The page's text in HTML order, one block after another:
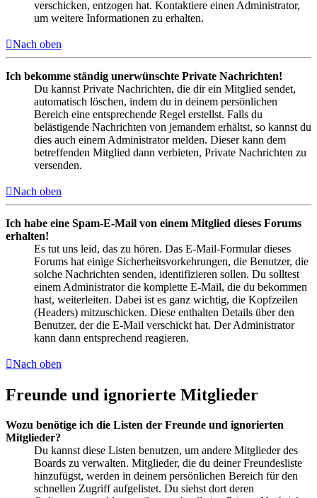
verschicken, entzogen hat. Kontaktiere einen Administrator,
um weitere Informationen zu erhalten.
Nach oben
Ich bekomme ständig unerwünschte Private Nachrichten!
Du kannst Private Nachrichten, die dir ein Mitglied sendet,
automatisch löschen, indem du in deinem persönlichen
Bereich eine entsprechende Regel erstellst. Falls du
belästigende Nachrichten von jemandem erhältst, so kannst du
dies auch einem Administrator melden. Dieser kann dem
betreffenden Mitglied dann verbieten, Private Nachrichten zu
versenden.
Nach oben
Ich habe eine Spam-E-Mail von einem Mitglied dieses Forums
erhalten!
Es tut uns leid, das zu hören. Das E-Mail-Formular dieses
Forums hat einige Sicherheitsvorkehrungen, die Benutzer, die
solche Nachrichten senden, identifizieren sollen. Du solltest
einem Administrator die komplette E-Mail, die du bekommen
hast, weiterleiten. Dabei ist es ganz wichtig, die Kopfzeilen
(Headers) mitzuschicken. Diese enthalten Details über den
Benutzer, der die E-Mail verschickt hat. Der Administrator
kann dann entsprechend reagieren.
Nach oben
Freunde und ignorierte Mitglieder
Wozu benötige ich die Listen der Freunde und ignorierten
Mitglieder?
Du kannst diese Listen benutzen, um andere Mitglieder des
Boards zu verwalten. Mitglieder, die du deiner Freundesliste
hinzufügst, werden in deinem persönlichen Bereich für den
schnellen Zugriff aufgelistet. Du siehst dort deren